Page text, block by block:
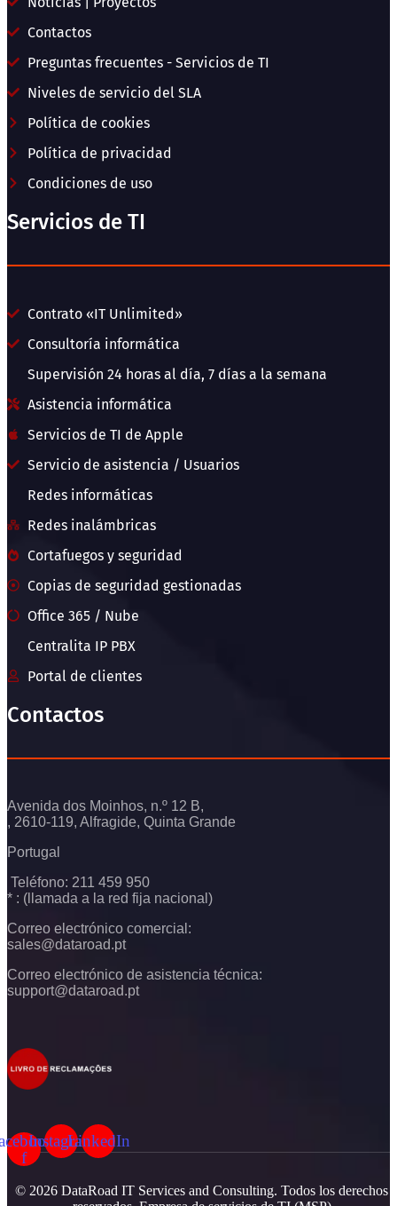
Contactos
Preguntas frecuentes - Servicios de TI
Niveles de servicio del SLA
Política de cookies
Política de privacidad
Condiciones de uso
Servicios de TI
Contrato «IT Unlimited»
Consultoría informática
Supervisión 24 horas al día, 7 días a la semana
Asistencia informática
Servicios de TI de Apple
Servicio de asistencia / Usuarios
Redes informáticas
Redes inalámbricas
Cortafuegos y seguridad
Copias de seguridad gestionadas
Office 365 / Nube
Centralita IP PBX
Portal de clientes
Contactos
Avenida dos Moinhos, n.º 12 B,
, 2610-119, Alfragide, Quinta Grande
Portugal
Teléfono: 211 459 950
* : (llamada a la red fija nacional)
Correo electrónico comercial:
sales@dataroad.pt
Correo electrónico de asistencia técnica:
support@dataroad.pt
f
InstagramLinkedIn
© 2026 DataRoad IT Services and Consulting. Todos los derechos